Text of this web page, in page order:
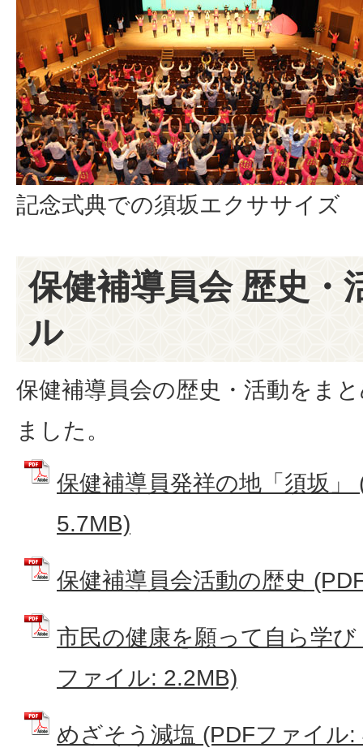
記念式典での須坂エクササイズ
保健補導員会 歴史・
ル
保健補導員会の歴史・活動をま
ました。
保健補導員発祥の地「須坂」
5.7MB)
保健補導員会活動の歴史
市民の健康を願って自ら学
ファイル: 2.2MB)
めざそう減塩 (PDFファイル: